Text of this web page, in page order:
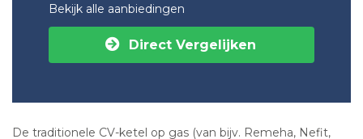
Bekijk alle aanbiedingen
Direct Vergelijken
De traditionele CV-ketel op gas (van bijv. Remeha, Nefit,